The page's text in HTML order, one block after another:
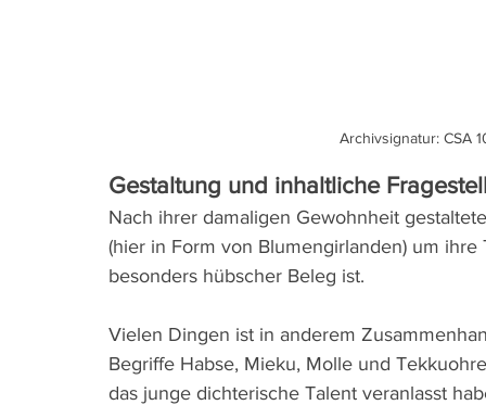
Archivsignatur: CSA
Gestaltung und inhaltliche
Nach ihrer damaligen Gewohnheit
(hier in Form von Blumengirlanden) um
besonders hübscher Beleg ist.
Vielen Dingen ist in anderem
Begriffe Habse, Mieku, Molle und
das junge dichterische Talent veranlasst